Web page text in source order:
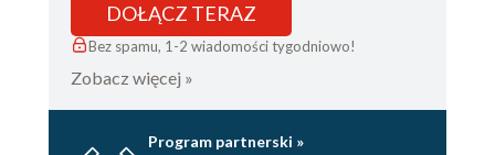
DOŁĄCZ TERAZ
Bez spamu, 1-2 wiadomości tygodniowo!
Zobacz więcej »
Program partnerski »